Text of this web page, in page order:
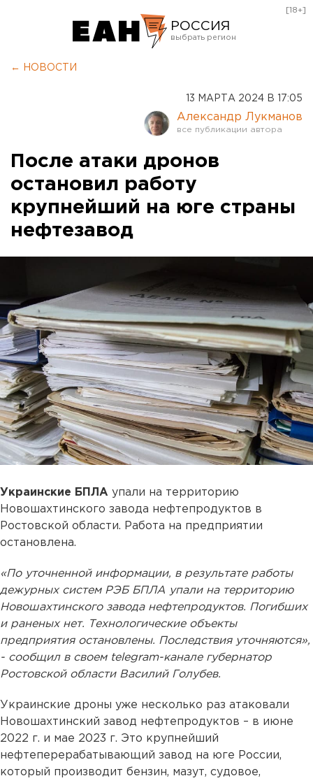
РОССИЯ
Оренбург
[18+]
← НОВОСТИ
13 МАРТА 2024 В 17:05
Александр Лукманов
После атаки дронов
остановил работу
крупнейший на юге страны
нефтезавод
Украинские БПЛА упали на территорию
Новошахтинского завода нефтепродуктов в
Ростовской области. Работа на предприятии
остановлена.
«По уточненной информации, в результате работы
дежурных систем РЭБ БПЛА упали на территорию
Новошахтинского завода нефтепродуктов. Погибших
и раненых нет. Технологические объекты
предприятия остановлены. Последствия уточняются»,
- сообщил в своем telegram-канале губернатор
Ростовской области Василий Голубев.
Украинские дроны уже несколько раз атаковали
Новошахтинский завод нефтепродуктов – в июне
2022 г. и мае 2023 г. Это крупнейший
нефтеперерабатывающий завод на юге России,
который производит бензин, мазут, судовое,